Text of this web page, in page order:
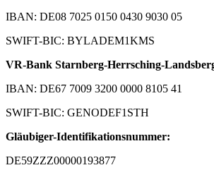
IBAN: DE08 7025 0150 0430 9030 05
SWIFT-BIC: BYLADEM1KMS
VR-Bank Starnberg-Herrsching-
IBAN: DE67 7009 3200 0000 8105 41
SWIFT-BIC: GENODEF1STH
Gläubiger-Identifikationsnummer:
DE59ZZZ00000193877